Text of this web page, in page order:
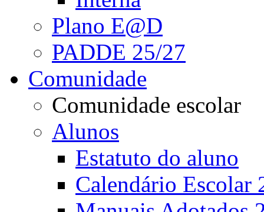
Plano E@D
PADDE 25/27
Comunidade
Comunidade escolar
Alunos
Estatuto do aluno
Calendário Escolar